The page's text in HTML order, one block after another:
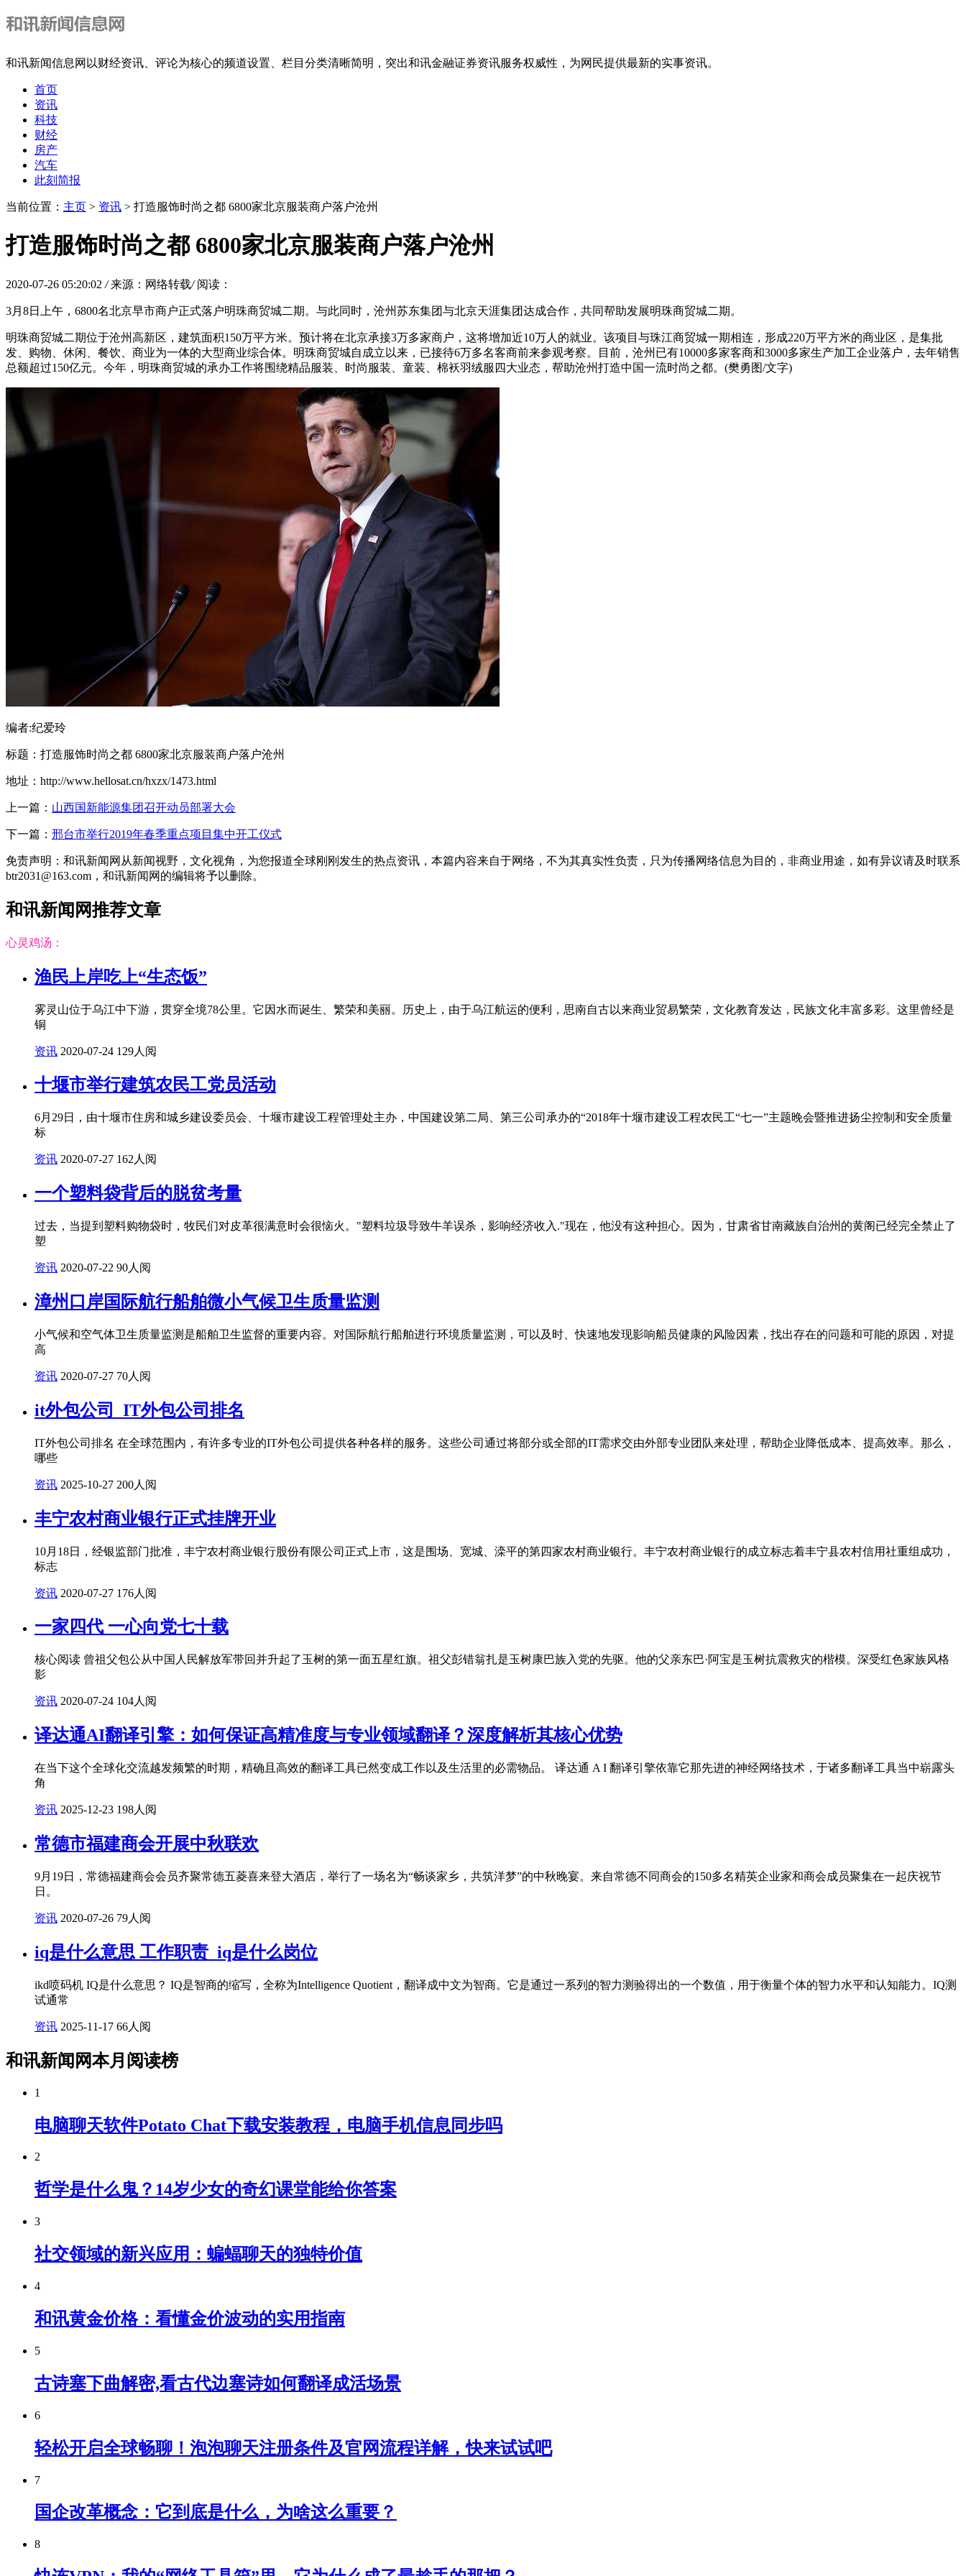
和讯新闻信息网以财经资讯、评论为核心的频道设置、栏目分类清晰简明，突出和讯金融证券资讯服务权威性，为网民提供最新的实事资讯。
首页
资讯
科技
财经
房产
汽车
此刻简报
当前位置： 主页 > 资讯 > 打造服饰时尚之都 6800家北京服装商户落户沧州
打造服饰时尚之都 6800家北京服装商户落户沧州
2020-07-26 05:20:02 / 来源：网络转载/ 阅读：
3月8日上午，6800名北京早市商户正式落户明珠商贸城二期。与此同时，沧州苏东集团与北京天涯集团达成合作，共同帮助发展明珠商贸城二期。
明珠商贸城二期位于沧州高新区，建筑面积150万平方米。预计将在北京承接3万多家商户，这将增加近10万人的就业。该项目与珠江商贸城一期相连，形成220万平方米的商业区，是集批
发、购物、休闲、餐饮、商业为一体的大型商业综合体。明珠商贸城自成立以来，已接待6万多名客商前来参观考察。目前，沧州已有10000多家客商和3000多家生产加工企业落户，去年销售
总额超过150亿元。今年，明珠商贸城的承办工作将围绕精品服装、时尚服装、童装、棉袄羽绒服四大业态，帮助沧州打造中国一流时尚之都。(樊勇图/文字)
编者:纪爱玲
标题：打造服饰时尚之都 6800家北京服装商户落户沧州
地址：http://www.hellosat.cn/hxzx/1473.html
上一篇： 山西国新能源集团召开动员部署大会
下一篇： 邢台市举行2019年春季重点项目集中开工仪式
免责声明：和讯新闻网从新闻视野，文化视角，为您报道全球刚刚发生的热点资讯，本篇内容来自于网络，不为其真实性负责，只为传播网络信息为目的，非商业用途，如有异议请及时联系
btr2031@163.com，和讯新闻网的编辑将予以删除。
和讯新闻网推荐文章
心灵鸡汤：
渔民上岸吃上“生态饭”
雾灵山位于乌江中下游，贯穿全境78公里。它因水而诞生、繁荣和美丽。历史上，由于乌江航运的便利，思南自古以来商业贸易繁荣，文化教育发达，民族文化丰富多彩。这里曾经是
铜
资讯 2020-07-24 129人阅
十堰市举行建筑农民工党员活动
6月29日，由十堰市住房和城乡建设委员会、十堰市建设工程管理处主办，中国建设第二局、第三公司承办的“2018年十堰市建设工程农民工“七一”主题晚会暨推进扬尘控制和安全质量
标
资讯 2020-07-27 162人阅
一个塑料袋背后的脱贫考量
过去，当提到塑料购物袋时，牧民们对皮革很满意时会很恼火。"塑料垃圾导致牛羊误杀，影响经济收入."现在，他没有这种担心。因为，甘肃省甘南藏族自治州的黄阁已经完全禁止了
塑
资讯 2020-07-22 90人阅
漳州口岸国际航行船舶微小气候卫生质量监测
小气候和空气体卫生质量监测是船舶卫生监督的重要内容。对国际航行船舶进行环境质量监测，可以及时、快速地发现影响船员健康的风险因素，找出存在的问题和可能的原因，对提
高
资讯 2020-07-27 70人阅
it外包公司_IT外包公司排名
IT外包公司排名 在全球范围内，有许多专业的IT外包公司提供各种各样的服务。这些公司通过将部分或全部的IT需求交由外部专业团队来处理，帮助企业降低成本、提高效率。那么，
哪些
资讯 2025-10-27 200人阅
丰宁农村商业银行正式挂牌开业
10月18日，经银监部门批准，丰宁农村商业银行股份有限公司正式上市，这是围场、宽城、滦平的第四家农村商业银行。丰宁农村商业银行的成立标志着丰宁县农村信用社重组成功，
标志
资讯 2020-07-27 176人阅
一家四代 一心向党七十载
核心阅读 曾祖父包公从中国人民解放军带回并升起了玉树的第一面五星红旗。祖父彭错翁扎是玉树康巴族入党的先驱。他的父亲东巴·阿宝是玉树抗震救灾的楷模。深受红色家族风格
影
资讯 2020-07-24 104人阅
译达通AI翻译引擎：如何保证高精准度与专业领域翻译？深度解析其核心优势
在当下这个全球化交流越发频繁的时期，精确且高效的翻译工具已然变成工作以及生活里的必需物品。 译达通 A I 翻译引擎依靠它那先进的神经网络技术，于诸多翻译工具当中崭露头
角
资讯 2025-12-23 198人阅
常德市福建商会开展中秋联欢
9月19日，常德福建商会会员齐聚常德五菱喜来登大酒店，举行了一场名为“畅谈家乡，共筑洋梦”的中秋晚宴。来自常德不同商会的150多名精英企业家和商会成员聚集在一起庆祝节
日。
资讯 2020-07-26 79人阅
iq是什么意思 工作职责_iq是什么岗位
ikd喷码机 IQ是什么意思？ IQ是智商的缩写，全称为Intelligence Quotient，翻译成中文为智商。它是通过一系列的智力测验得出的一个数值，用于衡量个体的智力水平和认知能力。IQ测
试通常
资讯 2025-11-17 66人阅
和讯新闻网本月阅读榜
1
电脑聊天软件Potato Chat下载安装教程，电脑手机信息同步吗
2
哲学是什么鬼？14岁少女的奇幻课堂能给你答案
3
社交领域的新兴应用：蝙蝠聊天的独特价值
4
和讯黄金价格：看懂金价波动的实用指南
5
古诗塞下曲解密,看古代边塞诗如何翻译成活场景
6
轻松开启全球畅聊！泡泡聊天注册条件及官网流程详解，快来试试吧
7
国企改革概念：它到底是什么，为啥这么重要？
8